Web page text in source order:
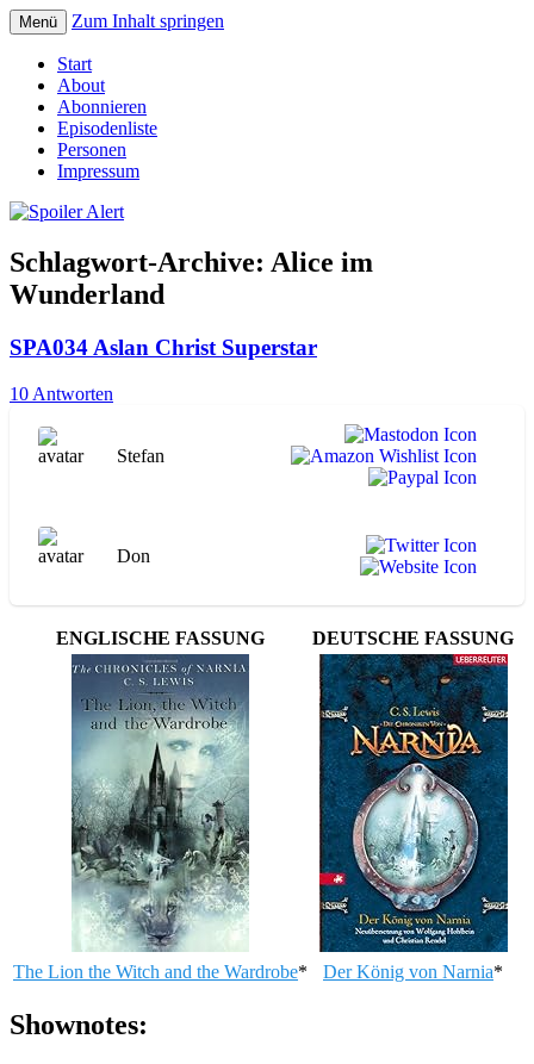
Spoiler Alert
Erfahrungshintergrund
Menü Zum Inhalt springen
Start
About
Abonnieren
Episodenliste
Personen
Impressum
Schlagwort-Archive: Alice im
Wunderland
SPA034 Aslan Christ Superstar
10 Antworten
Stefan
Don
ENGLISCHE FASSUNG DEUTSCHE FASSUNG
The Lion the Witch and the Wardrobe* Der König von Narnia*
Shownotes: